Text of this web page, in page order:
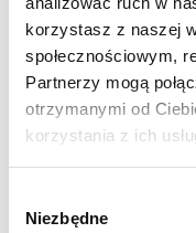
korzystasz z naszej
społecznościowym,
Partnerzy mogą
otrzymanymi od
korzystania z ich
zgody
Niezbędne